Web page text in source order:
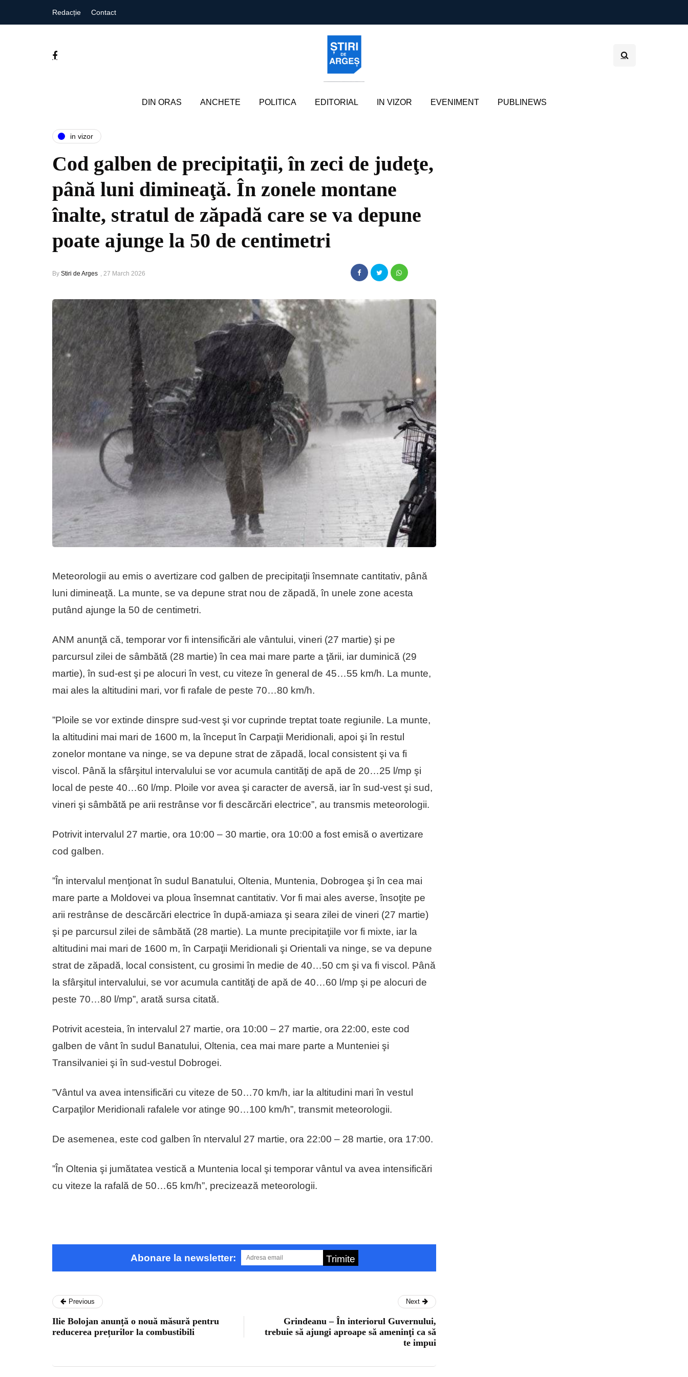
Redacție Contact
DIN ORAS ANCHETE POLITICA EDITORIAL IN VIZOR EVENIMENT PUBLINEWS
in vizor
Cod galben de precipitaţii, în zeci de judeţe,
până luni dimineaţă. În zonele montane
înalte, stratul de zăpadă care se va depune
poate ajunge la 50 de centimetri
By Stiri de Arges , 27 March 2026
Meteorologii au emis o avertizare cod galben de precipitaţii însemnate cantitativ, până
luni dimineaţă. La munte, se va depune strat nou de zăpadă, în unele zone acesta
putând ajunge la 50 de centimetri.
ANM anunţă că, temporar vor fi intensificări ale vântului, vineri (27 martie) şi pe
parcursul zilei de sâmbătă (28 martie) în cea mai mare parte a ţării, iar duminică (29
martie), în sud-est şi pe alocuri în vest, cu viteze în general de 45…55 km/h. La munte,
mai ales la altitudini mari, vor fi rafale de peste 70…80 km/h.
”Ploile se vor extinde dinspre sud-vest şi vor cuprinde treptat toate regiunile. La munte,
la altitudini mai mari de 1600 m, la început în Carpaţii Meridionali, apoi şi în restul
zonelor montane va ninge, se va depune strat de zăpadă, local consistent şi va fi
viscol. Până la sfârşitul intervalului se vor acumula cantităţi de apă de 20…25 l/mp şi
local de peste 40…60 l/mp. Ploile vor avea şi caracter de aversă, iar în sud-vest şi sud,
vineri şi sâmbătă pe arii restrânse vor fi descărcări electrice”, au transmis meteorologii.
Potrivit intervalul 27 martie, ora 10:00 – 30 martie, ora 10:00 a fost emisă o avertizare
cod galben.
”În intervalul menţionat în sudul Banatului, Oltenia, Muntenia, Dobrogea şi în cea mai
mare parte a Moldovei va ploua însemnat cantitativ. Vor fi mai ales averse, însoţite pe
arii restrânse de descărcări electrice în după-amiaza şi seara zilei de vineri (27 martie)
şi pe parcursul zilei de sâmbătă (28 martie). La munte precipitaţiile vor fi mixte, iar la
altitudini mai mari de 1600 m, în Carpaţii Meridionali şi Orientali va ninge, se va depune
strat de zăpadă, local consistent, cu grosimi în medie de 40…50 cm şi va fi viscol. Până
la sfârşitul intervalului, se vor acumula cantităţi de apă de 40…60 l/mp şi pe alocuri de
peste 70…80 l/mp”, arată sursa citată.
Potrivit acesteia, în intervalul 27 martie, ora 10:00 – 27 martie, ora 22:00, este cod
galben de vânt în sudul Banatului, Oltenia, cea mai mare parte a Munteniei şi
Transilvaniei şi în sud-vestul Dobrogei.
”Vântul va avea intensificări cu viteze de 50…70 km/h, iar la altitudini mari în vestul
Carpaţilor Meridionali rafalele vor atinge 90…100 km/h”, transmit meteorologii.
De asemenea, este cod galben în ntervalul 27 martie, ora 22:00 – 28 martie, ora 17:00.
”În Oltenia şi jumătatea vestică a Muntenia local şi temporar vântul va avea intensificări
cu viteze la rafală de 50…65 km/h”, precizează meteorologii.
Abonare la newsletter: Trimite
Previous
Ilie Bolojan anunță o nouă măsură pentru
reducerea prețurilor la combustibili
Next
Grindeanu – În interiorul Guvernului,
trebuie să ajungi aproape să ameninţi ca să
te impui